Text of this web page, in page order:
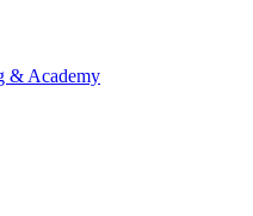
& Academy